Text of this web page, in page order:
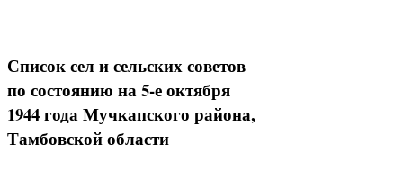
Список сел и сельских советов
по состоянию на 5-е октября
1944 года Мучкапского района,
Тамбовской области